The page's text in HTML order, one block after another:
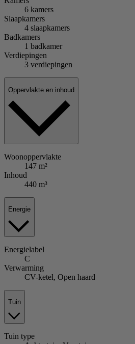
6 kamers
Slaapkamers
4 slaapkamers
Badkamers
1 badkamer
Verdiepingen
3 verdiepingen
Oppervlakte en inhoud
Woonoppervlakte
147 m²
Inhoud
440 m³
Energie
Energielabel
C
Verwarming
CV-ketel, Open haard
Tuin
Tuin type